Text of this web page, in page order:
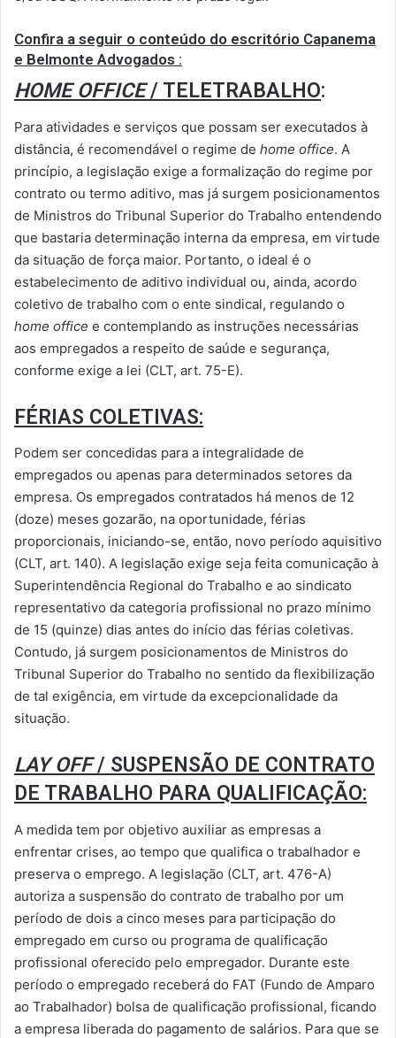
Confira a seguir o conteúdo do escritório Capanema
e Belmonte Advogados :
HOME OFFICE/ TELETRABALHO:
Para atividades e serviços que possam ser executados à
distância, é recomendável o regime de home office. A
princípio, a legislação exige a formalização do regime por
contrato ou termo aditivo, mas já surgem posicionamentos
de Ministros do Tribunal Superior do Trabalho entendendo
que bastaria determinação interna da empresa, em virtude
da situação de força maior. Portanto, o ideal é o
estabelecimento de aditivo individual ou, ainda, acordo
coletivo de trabalho com o ente sindical, regulando o
home office e contemplando as instruções necessárias
aos empregados a respeito de saúde e segurança,
conforme exige a lei (CLT, art. 75-E).
FÉRIAS COLETIVAS:
Podem ser concedidas para a integralidade de
empregados ou apenas para determinados setores da
empresa. Os empregados contratados há menos de 12
(doze) meses gozarão, na oportunidade, férias
proporcionais, iniciando-se, então, novo período aquisitivo
(CLT, art. 140). A legislação exige seja feita comunicação à
Superintendência Regional do Trabalho e ao sindicato
representativo da categoria profissional no prazo mínimo
de 15 (quinze) dias antes do início das férias coletivas.
Contudo, já surgem posicionamentos de Ministros do
Tribunal Superior do Trabalho no sentido da flexibilização
de tal exigência, em virtude da excepcionalidade da
situação.
LAY OFF/ SUSPENSÃO DE CONTRATO
DE TRABALHO PARA QUALIFICAÇÃO:
A medida tem por objetivo auxiliar as empresas a
enfrentar crises, ao tempo que qualifica o trabalhador e
preserva o emprego. A legislação (CLT, art. 476-A)
autoriza a suspensão do contrato de trabalho por um
período de dois a cinco meses para participação do
empregado em curso ou programa de qualificação
profissional oferecido pelo empregador. Durante este
período o empregado receberá do FAT (Fundo de Amparo
ao Trabalhador) bolsa de qualificação profissional, ficando
a empresa liberada do pagamento de salários. Para que se